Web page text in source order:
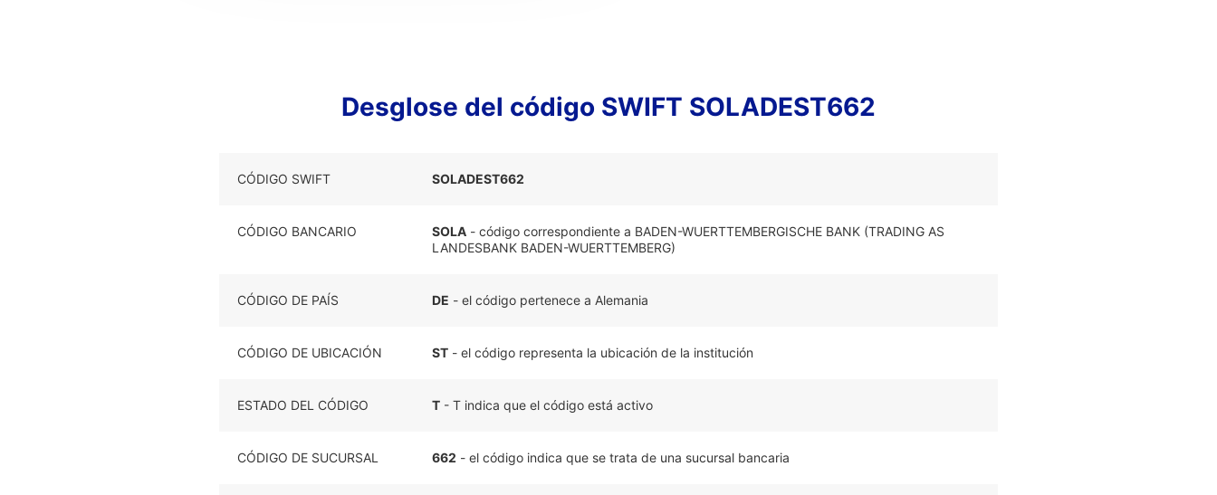
Desglose del código SWIFT SOLADEST662
CÓDIGO SWIFT SOLADEST662
CÓDIGO BANCARIO SOLA - código correspondiente a BADEN-WUERTTEMBERGISCHE BANK (TRADING AS
LANDESBANK BADEN-WUERTTEMBERG)
CÓDIGO DE PAÍS DE - el código pertenece a Alemania
CÓDIGO DE UBICACIÓN ST - el código representa la ubicación de la institución
ESTADO DEL CÓDIGO T - T indica que el código está activo
CÓDIGO DE SUCURSAL 662 - el código indica que se trata de una sucursal bancaria